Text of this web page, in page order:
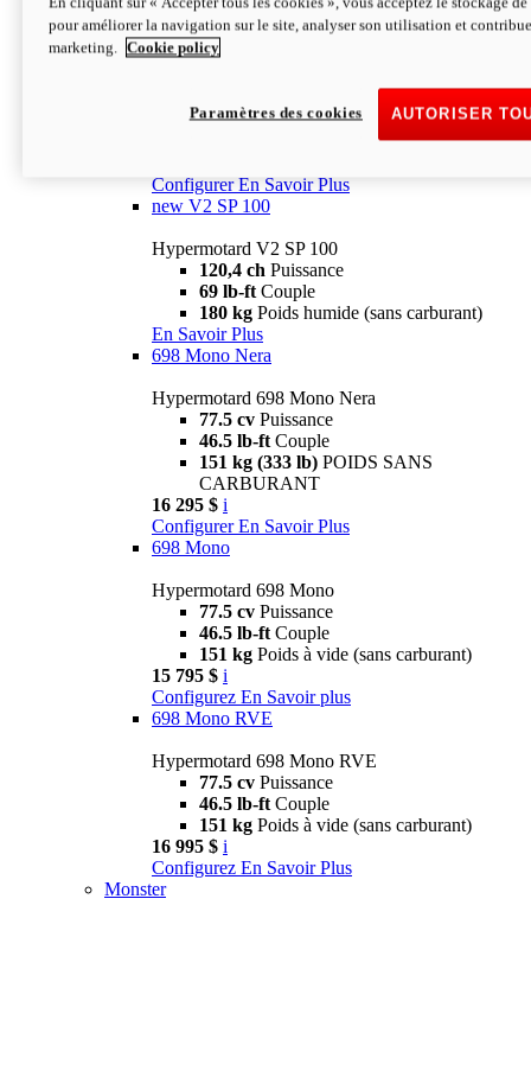
Configurer En Savoir Plus
newV2 SP
69 lb-ftCouple
Poids humide (sans carburant)
Configurer En Savoir Plus
new V2 SP 100
Hypermotard V2 SP 100
120,4 ch Puissance
69 lb-ft Couple
180 kg Poids humide (sans carburant)
En Savoir Plus
698 Mono Nera
Hypermotard 698 Mono Nera
77.5 cv Puissance
46.5 lb-ft Couple
151 kg (333 lb) POIDS SANS
CARBURANT
16 295 $ i
Configurer En Savoir Plus
698 Mono
Hypermotard 698 Mono
77.5 cv Puissance
46.5 lb-ft Couple
151 kg Poids à vide (sans carburant)
15 795 $ i
Configurez En Savoir plus
698 Mono RVE
Hypermotard 698 Mono RVE
77.5 cv Puissance
46.5 lb-ft Couple
151 kg Poids à vide (sans carburant)
16 995 $ i
Configurez En Savoir Plus
Monster
pour améliorer la navigation sur le site, analyser son utilisation et
marketing.
Cookie policy
AUTORISER
Paramètres des cookies